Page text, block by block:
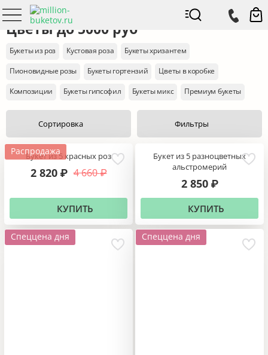
Доставка цветов
Цветы до 5000 руб
Букеты из роз Кустовая роза
Букеты хризантем
Пионовидные розы
Букеты гортензий
Цветы в коробке
Композиции
Букеты гипсофил Букеты микс Премиум букеты
Сортировка Фильтры
Распродажа
Букет из 5 красных роз
4 660 ₽
2 820 ₽
КУПИТЬ
Букет из 5 разноцветных
альстромерий
2 850 ₽
КУПИТЬ
Спеццена дня Спеццена дня